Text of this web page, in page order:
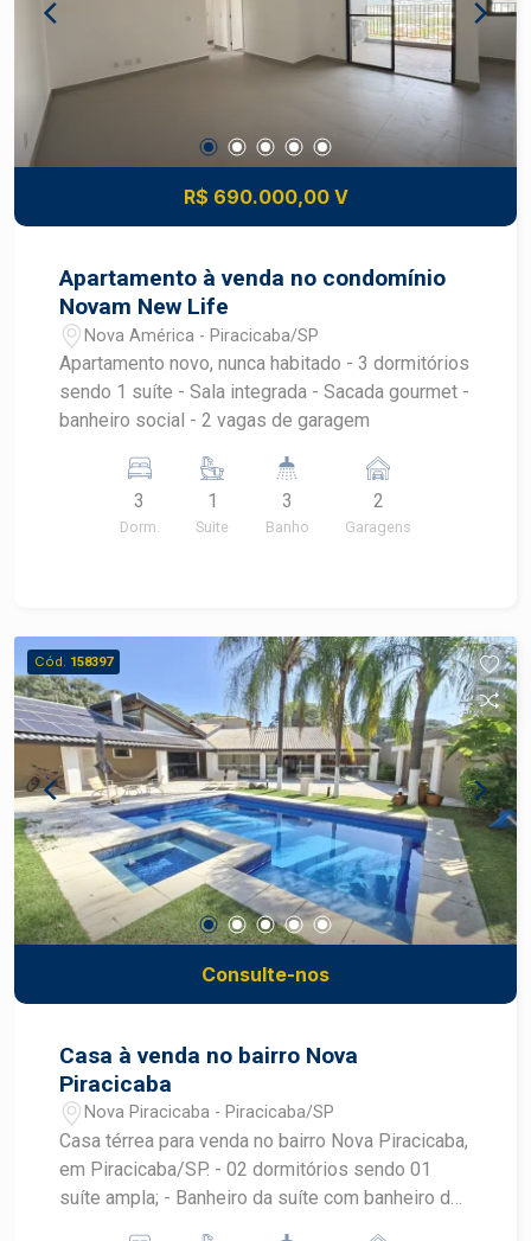
e lazer completo em uma localização privilegiada
do Bairro Alto. Agende a sua visita com um
corretor especialista.
R$ 690.000,00 V
Apartamento à venda no condomínio
Novam New Life
Nova América - Piracicaba/SP
Apartamento novo, nunca habitado - 3 dormitórios
sendo 1 suíte - Sala integrada - Sacada gourmet -
banheiro social - 2 vagas de garagem
3
Dorm.
1
Suite
3
Banho
2
Garagens
Cód. 158397
Consulte-nos
Casa à venda no bairro Nova
Piracicaba
Nova Piracicaba - Piracicaba/SP
Casa térrea para venda no bairro Nova Piracicaba,
em Piracicaba/SP. - 02 dormitórios sendo 01
suíte ampla; - Banheiro da suíte com banheiro de